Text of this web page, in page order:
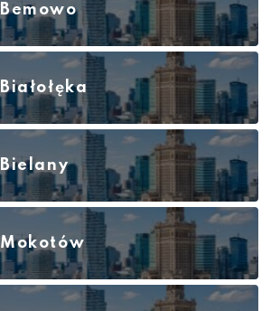
Bemowo
Białołęka
Bielany
Mokotów